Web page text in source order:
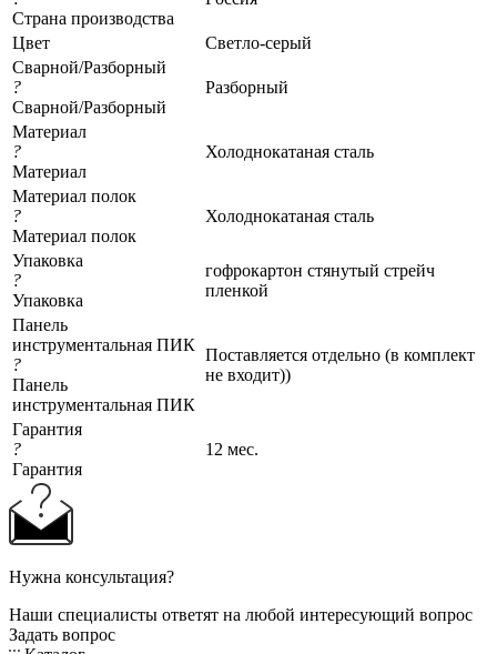
Страна производства
Цвет
Светло-серый
Сварной/Разборный
?
Сварной/Разборный
Разборный
Материал
?
Материал
Холоднокатаная сталь
Материал полок
?
Материал полок
Холоднокатаная сталь
Упаковка
?
Упаковка
гофрокартон стянутый стрейч
пленкой
Панель
инструментальная ПИК
?
Панель
инструментальная ПИК
Поставляется отдельно (в комплект
не входит))
Гарантия
?
Гарантия
12 мес.
Нужна консультация?
Наши специалисты ответят на любой интересующий вопрос
Задать вопрос